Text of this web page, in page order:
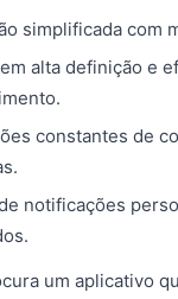
simplificada com
alta definição e
constantes de
notificações
um aplicativo